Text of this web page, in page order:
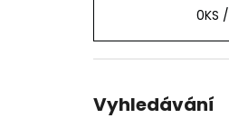
0KS /
Vyhledávání